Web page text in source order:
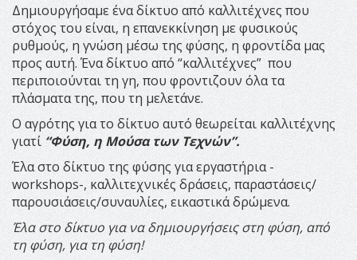
Δημιουργήσαμε ένα δίκτυο από καλλιτέχνες που
στόχος του είναι, η επανεκκίνηση με φυσικούς
ρυθμούς, η γνώση μέσω της φύσης, η φροντίδα μας
προς αυτή. Ένα δίκτυο από “καλλιτέχνες” που
περιποιούνται τη γη, που φροντιζουν όλα τα
πλάσματα της, που τη μελετάνε.
Ο αγρότης για το δίκτυο αυτό θεωρείται καλλιτέχνης
γιατί “Φύση, η Μούσα των Τεχνών”.
Έλα στο δίκτυο της φύσης για εργαστήρια -
workshops-, καλλιτεχνικές δράσεις, παραστάσεις/
παρουσιάσεις/συναυλίες, εικαστικά δρώμενα.
Έλα στο δίκτυο για να δημιουργήσεις στη φύση, από
τη φύση, για τη φύση!